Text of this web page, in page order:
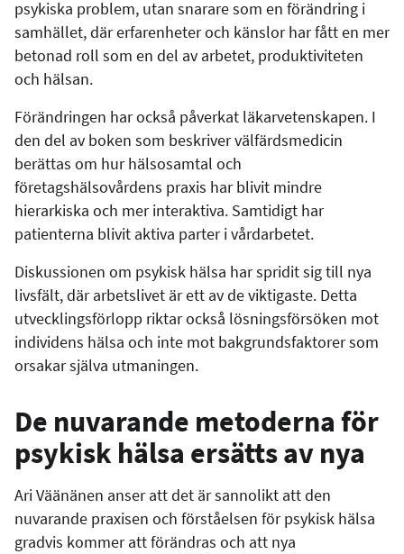
psykiska problem, utan snarare som en förändring i
samhället, där erfarenheter och känslor har fått en mer
betonad roll som en del av arbetet, produktiviteten
och hälsan.
Förändringen har också påverkat läkarvetenskapen. I
den del av boken som beskriver välfärdsmedicin
berättas om hur hälsosamtal och
företagshälsovårdens praxis har blivit mindre
hierarkiska och mer interaktiva. Samtidigt har
patienterna blivit aktiva parter i vårdarbetet.
Diskussionen om psykisk hälsa har spridit sig till nya
livsfält, där arbetslivet är ett av de viktigaste. Detta
utvecklingsförlopp riktar också lösningsförsöken mot
individens hälsa och inte mot bakgrundsfaktorer som
orsakar själva utmaningen.
De nuvarande metoderna för
psykisk hälsa ersätts av nya
Ari Väänänen anser att det är sannolikt att den
nuvarande praxisen och förståelsen för psykisk hälsa
gradvis kommer att förändras och att nya